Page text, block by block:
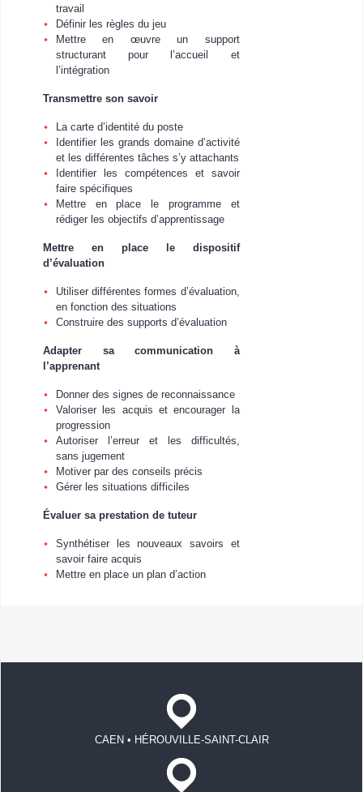
travail
Définir les règles du jeu
Mettre en œuvre un support
structurant pour l’accueil et
l’intégration
Transmettre son savoir
La carte d’identité du poste
Identifier les grands domaine d’activité
et les différentes tâches s’y attachants
Identifier les compétences et savoir
faire spécifiques
Mettre en place le programme et
rédiger les objectifs d’apprentissage
Mettre en place le dispositif
d’évaluation
Utiliser différentes formes d’évaluation,
en fonction des situations
Construire des supports d’évaluation
Adapter sa communication à
l’apprenant
Donner des signes de reconnaissance
Valoriser les acquis et encourager la
progression
Autoriser l’erreur et les difficultés,
sans jugement
Motiver par des conseils précis
Gérer les situations difficiles
Évaluer sa prestation de tuteur
Synthétiser les nouveaux savoirs et
savoir faire acquis
Mettre en place un plan d’action
CAEN • HÉROUVILLE-SAINT-CLAIR